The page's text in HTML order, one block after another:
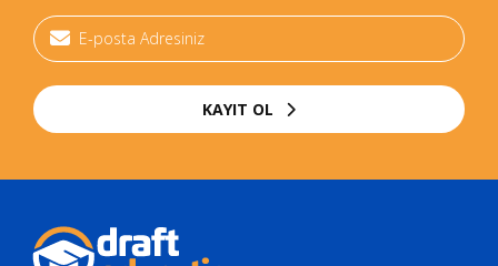
KAYIT OL